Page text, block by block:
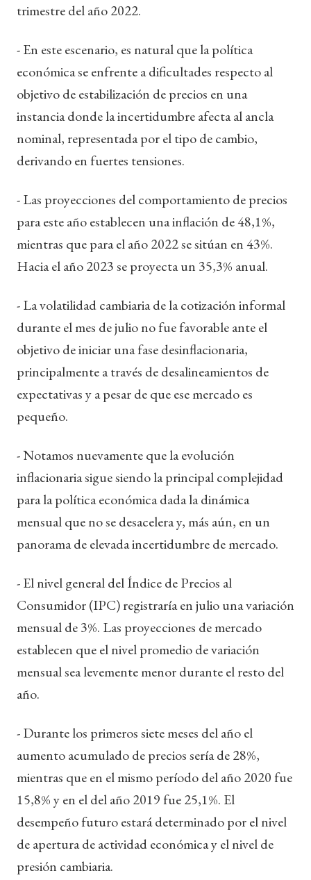
trimestre del año 2022.
- En este escenario, es natural que la política
económica se enfrente a dificultades respecto al
objetivo de estabilización de precios en una
instancia donde la incertidumbre afecta al ancla
nominal, representada por el tipo de cambio,
derivando en fuertes tensiones.
- Las proyecciones del comportamiento de precios
para este año establecen una inflación de 48,1%,
mientras que para el año 2022 se sitúan en 43%.
Hacia el año 2023 se proyecta un 35,3% anual.
- La volatilidad cambiaria de la cotización informal
durante el mes de julio no fue favorable ante el
objetivo de iniciar una fase desinflacionaria,
principalmente a través de desalineamientos de
expectativas y a pesar de que ese mercado es
pequeño.
- Notamos nuevamente que la evolución
inflacionaria sigue siendo la principal complejidad
para la política económica dada la dinámica
mensual que no se desacelera y, más aún, en un
panorama de elevada incertidumbre de mercado.
- El nivel general del Índice de Precios al
Consumidor (IPC) registraría en julio una variación
mensual de 3%. Las proyecciones de mercado
establecen que el nivel promedio de variación
mensual sea levemente menor durante el resto del
año.
- Durante los primeros siete meses del año el
aumento acumulado de precios sería de 28%,
mientras que en el mismo período del año 2020 fue
15,8% y en el del año 2019 fue 25,1%. El
desempeño futuro estará determinado por el nivel
de apertura de actividad económica y el nivel de
presión cambiaria.